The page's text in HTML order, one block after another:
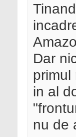
Dar
primul
in al
nu de